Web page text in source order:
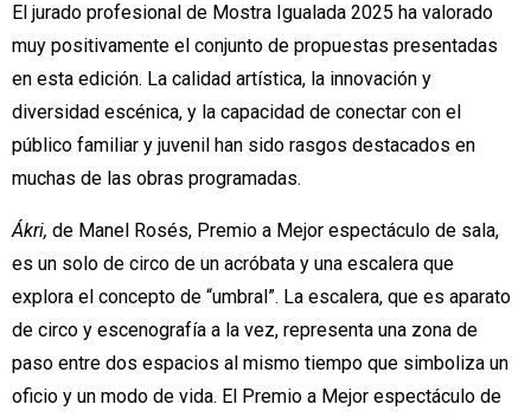
El jurado profesional de Mostra Igualada 2025 ha valorado
muy positivamente el conjunto de propuestas presentadas
en esta edición. La calidad artística, la innovación y
diversidad escénica, y la capacidad de conectar con el
público familiar y juvenil han sido rasgos destacados en
muchas de las obras programadas.
Ákri, de Manel Rosés, Premio a Mejor espectáculo de sala,
es un solo de circo de un acróbata y una escalera que
explora el concepto de “umbral”. La escalera, que es aparato
de circo y escenografía a la vez, representa una zona de
paso entre dos espacios al mismo tiempo que simboliza un
oficio y un modo de vida. El Premio a Mejor espectáculo de